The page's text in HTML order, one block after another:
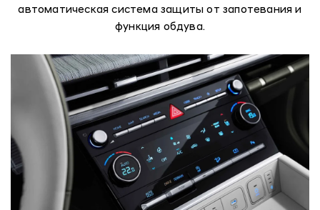
автоматическая система защиты от запотевания и
функция обдува.